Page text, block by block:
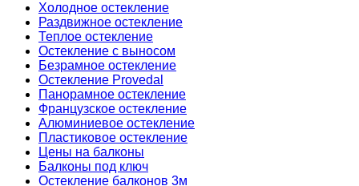
Холодное остекление
Раздвижное остекление
Теплое остекление
Остекление с выносом
Безрамное остекление
Остекление Provedal
Панорамное остекление
Французское остекление
Алюминиевое остекление
Пластиковое остекление
Цены на балконы
Балконы под ключ
Остекление балконов 3м